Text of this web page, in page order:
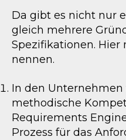
Da gibt es nicht nur
gleich mehrere
Spezifikationen.
nennen.
In den
methodische
Requirements
Prozess für das